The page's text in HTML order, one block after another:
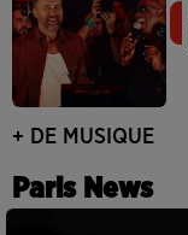
+ DE MUSIQUE
Paris News